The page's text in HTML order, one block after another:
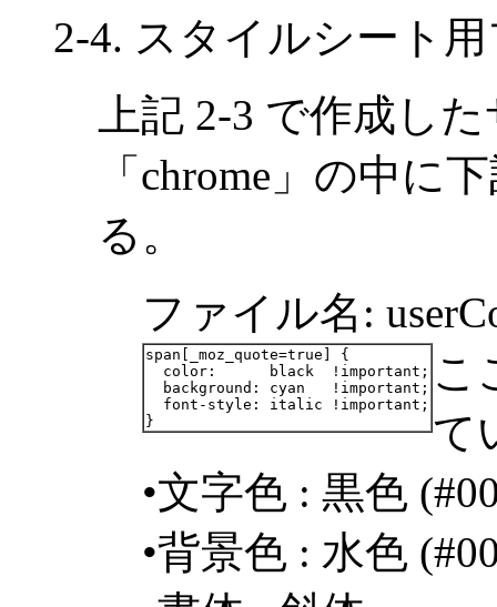
2-4. スタイルシート
上記 2-3 で作成し
「chrome」の中に
る。
ファイル名:
span[_moz_quote=true] {
  color:      black  !important;
  background: cyan   !important;
  font-style: italic !important;
こ
て
•文字色 : 黒色
•背景色 : 水色